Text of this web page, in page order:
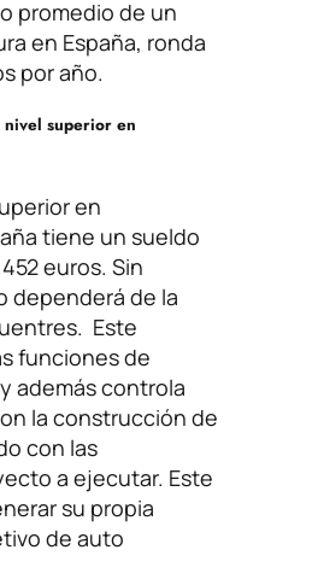
promedio de un
en España, ronda
por año.
nivel superior en
en
tiene un sueldo
euros. Sin
dependerá de la
Este
funciones de
además controla
la construcción de
con las
a ejecutar. Este
su propia
de auto